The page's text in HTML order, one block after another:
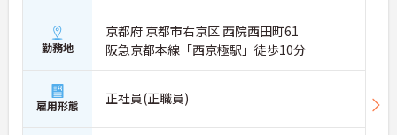
勤務地
京都府 京都市右京区 西院西田町61
阪急京都本線「西京極駅」徒歩10分
雇用形態 正社員(正職員)